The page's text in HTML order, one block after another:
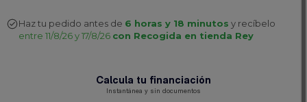
Haz tu pedido antes de 6 horas y 18 minutos y recíbelo
entre 11/8/26 y 17/8/26 con Recogida en tienda Rey